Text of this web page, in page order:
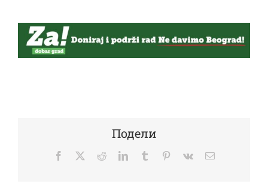
Подели
Facebook
TwitterRedditLinkedInTumblr Pinterest
Vk Email